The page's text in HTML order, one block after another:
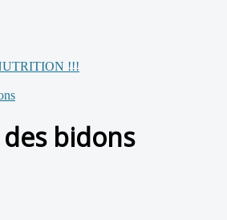
!!!
bidons